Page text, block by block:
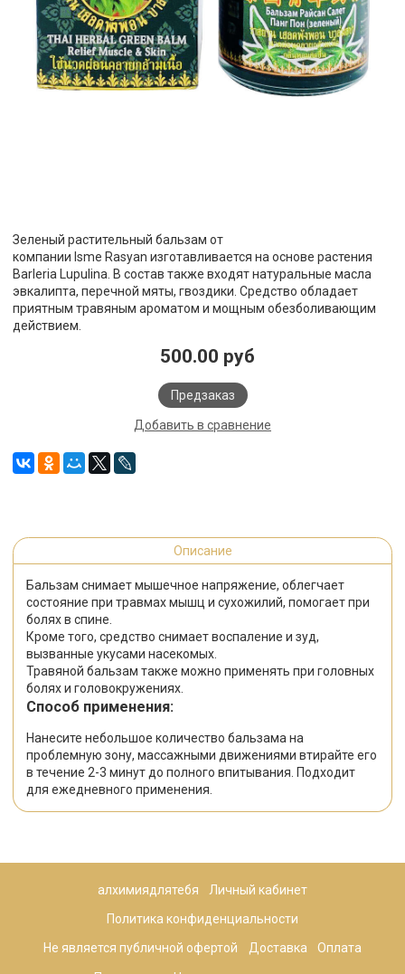
Зеленый растительный бальзам от
компании Isme Rasyan изготавливается на основе растения
Barleria Lupulina. В состав также входят натуральные масла
эвкалипта, перечной мяты, гвоздики. Средство обладает
приятным травяным ароматом и мощным обезболивающим
действием.
500.00 руб
Предзаказ
Добавить в сравнение
Описание
Бальзам снимает мышечное напряжение, облегчает
состояние при травмах мышц и сухожилий, помогает при
болях в спине.
Кроме того, средство снимает воспаление и зуд,
вызванные укусами насекомых.
Травяной бальзам также можно применять при головных
болях и головокружениях.
Способ применения:
Нанесите небольшое количество бальзама на
проблемную зону, массажными движениями втирайте его
в течение 2-3 минут до полного впитывания. Подходит
для ежедневного применения.
алхимиядлятебя Личный кабинет
Политика конфиденциальности
Не является публичной офертой Доставка Оплата